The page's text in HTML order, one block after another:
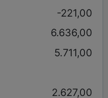
-221,00
6.636,00
5.711,00
2.627,00